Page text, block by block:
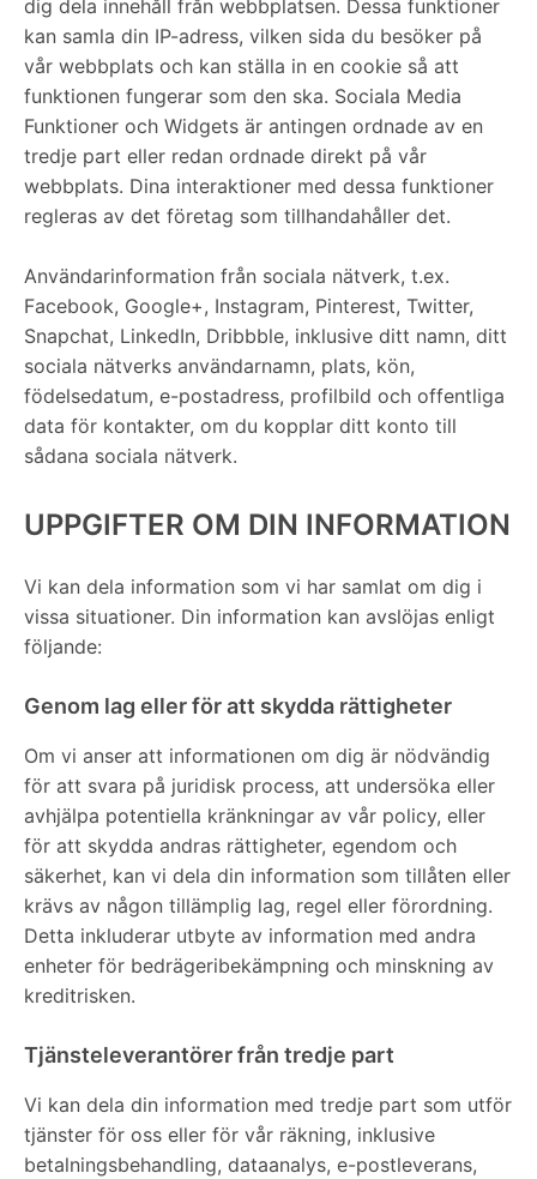
dig dela innehåll från webbplatsen. Dessa funktioner
kan samla din IP-adress, vilken sida du besöker på
vår webbplats och kan ställa in en cookie så att
funktionen fungerar som den ska. Sociala Media
Funktioner och Widgets är antingen ordnade av en
tredje part eller redan ordnade direkt på vår
webbplats. Dina interaktioner med dessa funktioner
regleras av det företag som tillhandahåller det.
Användarinformation från sociala nätverk, t.ex.
Facebook, Google+, Instagram, Pinterest, Twitter,
Snapchat, LinkedIn, Dribbble, inklusive ditt namn, ditt
sociala nätverks användarnamn, plats, kön,
födelsedatum, e-postadress, profilbild och offentliga
data för kontakter, om du kopplar ditt konto till
sådana sociala nätverk.
UPPGIFTER OM DIN INFORMATION
Vi kan dela information som vi har samlat om dig i
vissa situationer. Din information kan avslöjas enligt
följande:
Genom lag eller för att skydda rättigheter
Om vi anser att informationen om dig är nödvändig
för att svara på juridisk process, att undersöka eller
avhjälpa potentiella kränkningar av vår policy, eller
för att skydda andras rättigheter, egendom och
säkerhet, kan vi dela din information som tillåten eller
krävs av någon tillämplig lag, regel eller förordning.
Detta inkluderar utbyte av information med andra
enheter för bedrägeribekämpning och minskning av
kreditrisken.
Tjänsteleverantörer från tredje part
Vi kan dela din information med tredje part som utför
tjänster för oss eller för vår räkning, inklusive
betalningsbehandling, dataanalys, e-postleverans,